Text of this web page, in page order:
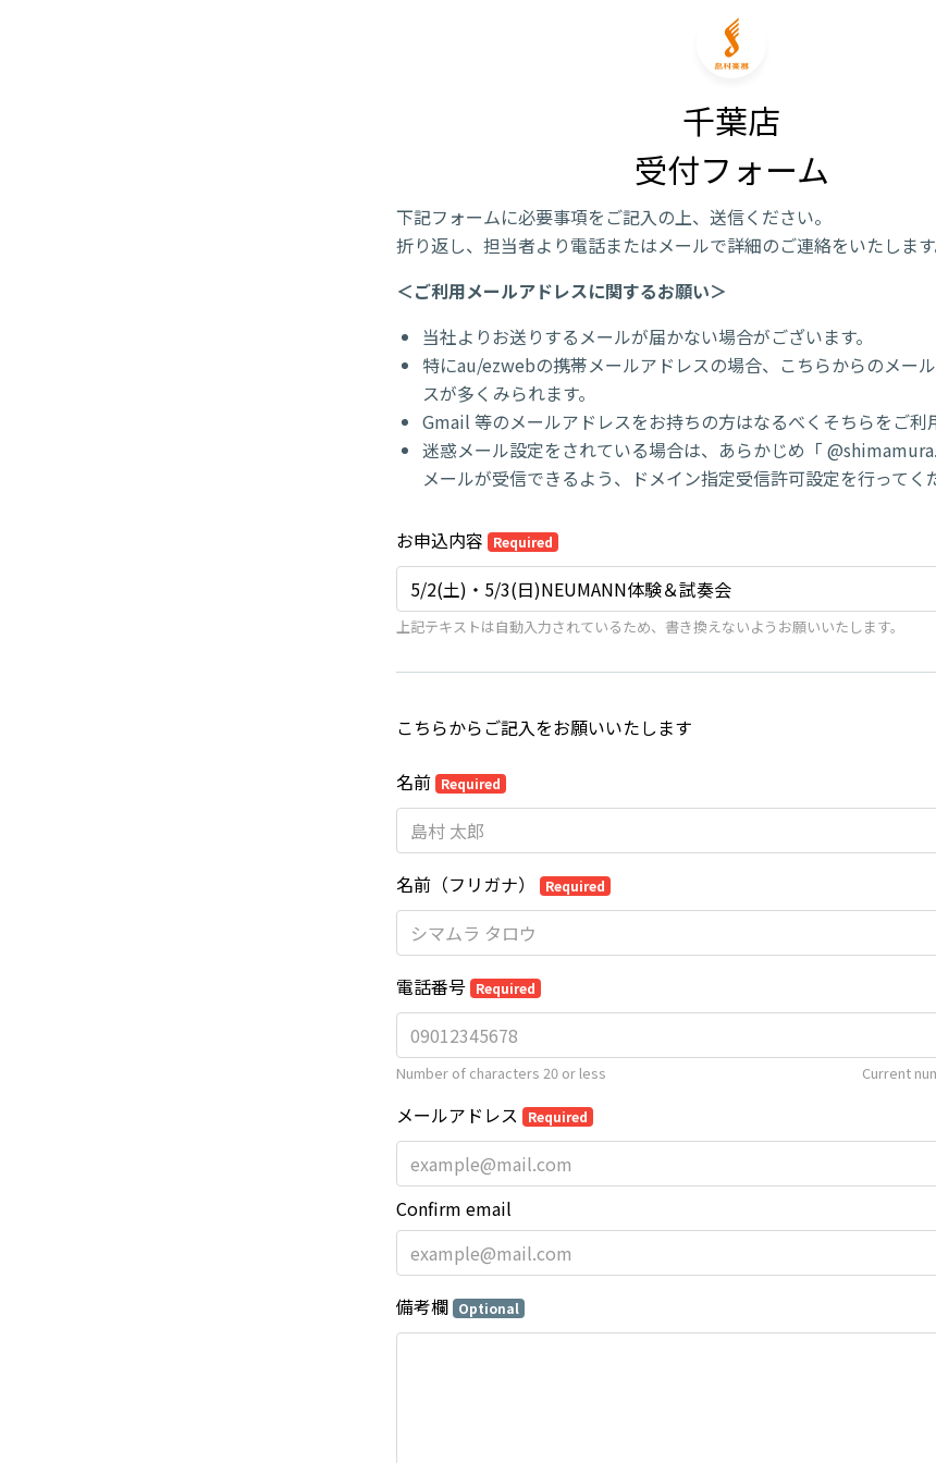
千葉店
受付フォーム
下記フォームに必要事項をご記入の上、送信ください。
折り返し、担当者より電話またはメールで詳細のご連絡をいたします
＜ご利用メールアドレスに関するお願い＞
当社よりお送りするメールが届かない場合がございます。
特にau/ezwebの携帯メールアドレスの場合、こちらからのメー
スが多くみられます。
Gmail 等のメールアドレスをお持ちの方はなるべくそちらをご利
迷惑メール設定をされている場合は、あらかじめ「
メールが受信できるよう、ドメイン指定受信許可設定を行ってく
お申込内容 Required
上記テキストは自動入力されているため、書き換えないようお願いいたします。
こちらからご記入をお願いいたします
名前 Required
名前（フリガナ） Required
電話番号 Required
Number of characters 20 or less Current
メールアドレス Required
Confirm email
備考欄 Optional